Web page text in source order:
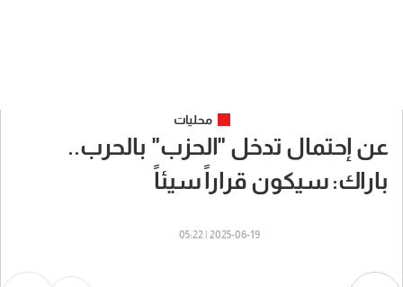
محليات
عن إحتمال تدخل "الحزب" بالحرب..
باراك: سيكون قراراً سيئاً
2025-06-19 | 05:22